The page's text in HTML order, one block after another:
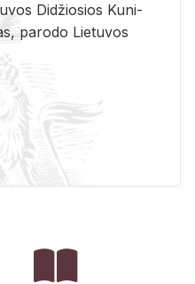
Di­džio­sios Ku­ni­
pa­ro­do Lie­tu­vos